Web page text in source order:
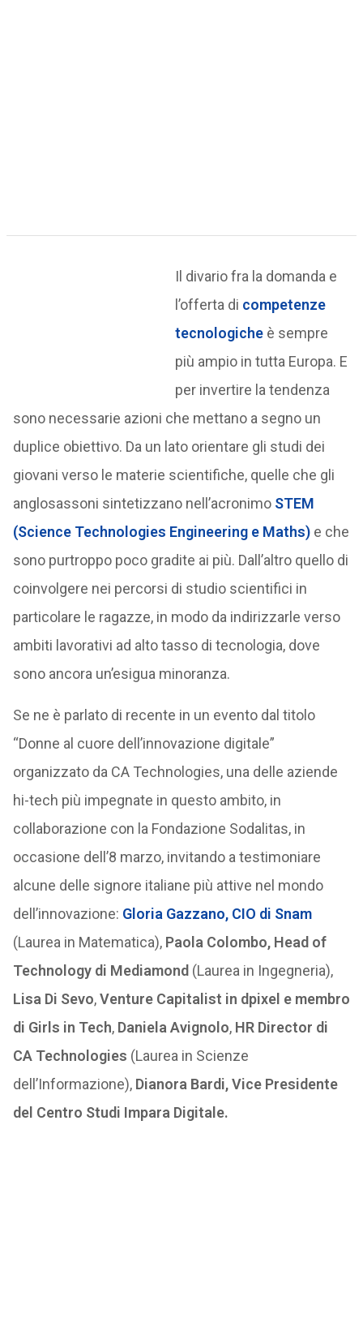
Il divario fra la domanda e
l’offerta di competenze
tecnologicheè sempre
più ampio in tutta Europa. E
per invertire la tendenza
sono necessarie azioni che mettano a segno un
duplice obiettivo. Da un lato orientare gli studi dei
giovani verso le materie scientifiche, quelle che gli
anglosassoni sintetizzano nell’acronimo STEM
(Science Technologies Engineering e Maths)e che
sono purtroppo poco gradite ai più. Dall’altro quello di
coinvolgere nei percorsi di studio scientifici in
particolare le ragazze, in modo da indirizzarle verso
ambiti lavorativi ad alto tasso di tecnologia, dove
sono ancora un’esigua minoranza.
Se ne è parlato di recente in un evento dal titolo
“Donne al cuore dell’innovazione digitale”
organizzato da CA Technologies, una delle aziende
hi-tech più impegnate in questo ambito, in
collaborazione con la Fondazione Sodalitas, in
occasione dell’8 marzo, invitando a testimoniare
alcune delle signore italiane più attive nel mondo
dell’innovazione: Gloria Gazzano, CIO di Snam
(Laurea in Matematica), Paola Colombo, Head of
Technology di Mediamond (Laurea in Ingegneria),
Lisa Di Sevo,Venture Capitalist in dpixel e membro
di Girls in Tech, Daniela Avignolo, HR Director di
CA Technologies (Laurea in Scienze
dell’Informazione), Dianora Bardi, Vice Presidente
del Centro Studi Impara Digitale.